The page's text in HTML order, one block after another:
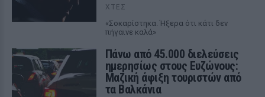
ΧΤΕΣ
«Σοκαρίστηκα. Ήξερα ότι κάτι δεν
πήγαινε καλά»
Πάνω από 45.000 διελεύσεις
ημερησίως στους Ευζώνους:
Μαζική άφιξη τουριστών από
τα Βαλκάνια